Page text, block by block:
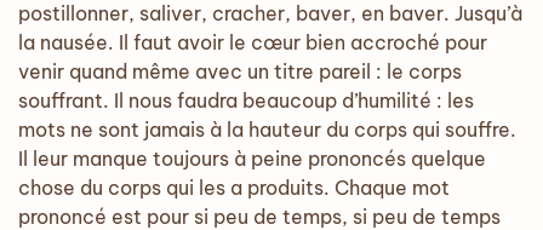
postillonner, saliver, cracher, baver, en baver. Jusqu’à
la nausée. Il faut avoir le cœur bien accroché pour
venir quand même avec un titre pareil : le corps
souffrant. Il nous faudra beaucoup d’humilité : les
mots ne sont jamais à la hauteur du corps qui souffre.
Il leur manque toujours à peine prononcés quelque
chose du corps qui les a produits. Chaque mot
prononcé est pour si peu de temps, si peu de temps